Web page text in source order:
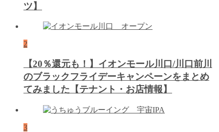
ツ】
2
【20％還元も！】イオンモール川口/川口前川
のブラックフライデーキャンペーンをまとめ
てみました【テナント・お店情報】
3